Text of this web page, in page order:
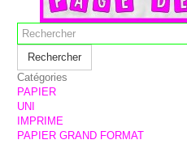
Rechercher
Catégories
PAPIER
UNI
IMPRIME
PAPIER GRAND FORMAT